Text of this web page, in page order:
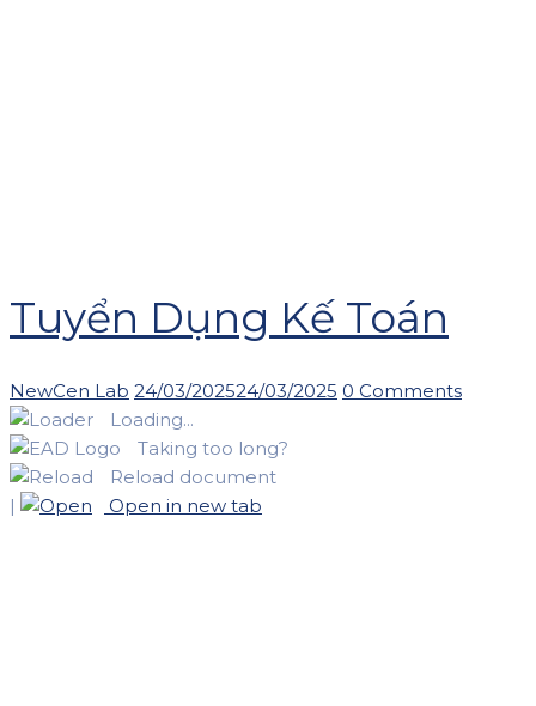
Tuyển Dụng Kế Toán
Author
NewCen Lab Posted
on
24/03/202524/03/2025 0 Comments
Loading...
Taking too long?
Reload document
|
Open in new tab